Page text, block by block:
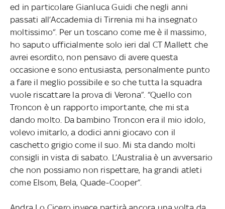
ed in particolare Gianluca Guidi che negli anni
passati all’Accademia di Tirrenia mi ha insegnato
moltissimo“. Per un toscano come me è il massimo,
ho saputo ufficialmente solo ieri dal CT Mallett che
avrei esordito, non pensavo di avere questa
occasione e sono entusiasta, personalmente punto
a fare il meglio possibile e so che tutta la squadra
vuole riscattare la prova di Verona”. “Quello con
Troncon è un rapporto importante, che mi sta
dando molto. Da bambino Troncon era il mio idolo,
volevo imitarlo, a dodici anni giocavo con il
caschetto grigio come il suo. Mi sta dando molti
consigli in vista di sabato. L’Australia è un avversario
che non possiamo non rispettare, ha grandi atleti
come Elsom, Bela, Quade-Cooper”.